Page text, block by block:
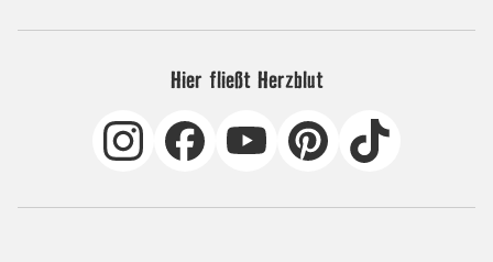
Hier fließt Herzblut